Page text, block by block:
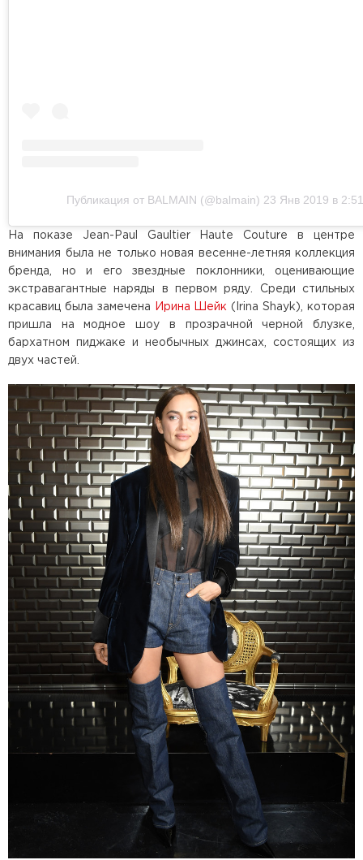
Публикация от BALMAIN (@balmain) 23 Янв 2019 в
На показе Jean-Paul Gaultier Haute Couture в центре
внимания была не только новая весенне-летняя коллекция
бренда, но и его звездные поклонники, оценивающие
экстравагантные наряды в первом ряду. Среди стильных
красавиц была замечена
Ирина Шейк (Irina Shayk), которая
пришла на модное шоу в прозрачной черной блузке,
бархатном пиджаке и необычных джинсах, состоящих из
двух частей.